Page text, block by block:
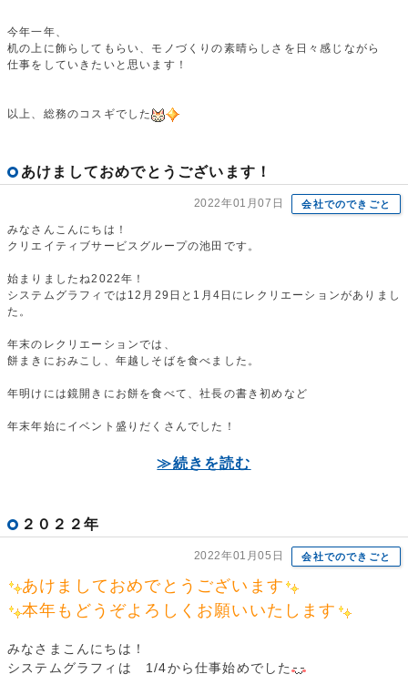
今年一年、
机の上に飾らしてもらい、モノづくりの素晴らしさを日々感じながら
仕事をしていきたいと思います！
以上、総務のコスギでした
あけましておめでとうございます！
2022年01月07日 会社でのできごと
みなさんこんにちは！
クリエイティブサービスグループの池田です。
始まりましたね2022年！
システムグラフィでは12月29日と1月4日にレクリエーションがありまし
た。
年末のレクリエーションでは、
餅まきにおみこし、年越しそばを食べました。
年明けには鏡開きにお餅を食べて、社長の書き初めなど
年末年始にイベント盛りだくさんでした！
≫続きを読む
２０２２年
2022年01月05日 会社でのできごと
あけましておめでとうございます
本年もどうぞよろしくお願いいたします
みなさまこんにちは！
システムグラフィは 1/4から仕事始めでした